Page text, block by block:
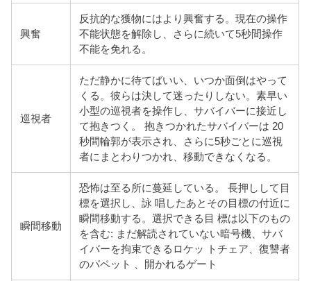
興奮
反抗的な獲物にはより興奮する。現在の操作
不能状態を解除し、さらに続いて5秒間操作
不能を免れる。
巡視者
ただ静かに待てばいい、いつか面倒はやって
くる。彼らは決して迷ったりしない。素早い
小型の巡視者を操作し、サバイバーに接近し
て抱きつく。 抱きつかれたサバイバーは 20
秒間輪郭が表示され、さらに5秒ごとに巡視
者にまとわりつかれ、移動できなくなる。
瞬間移動
恐怖は至る所に蔓延している。 長押しして目
標を選択し、詠 唱したあとその目標の付近に
瞬間移動する。選択できる目 標は以下のもの
を含む: まだ解読されていない暗号機、サバ
イバーを拘束できるロケッ トチェア、復讐者
のパペット 、開かれるゲート